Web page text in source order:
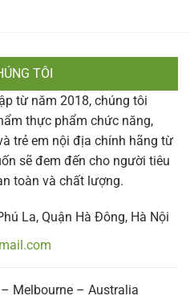
TÔI
từ năm 2018, chúng tôi
thực phẩm chức năng,
trẻ em nội địa chính hãng từ
sẽ đem đến cho người tiêu
toàn và chất lượng.
La, Quận Hà Đông, Hà Nội
Melbourne – Australia